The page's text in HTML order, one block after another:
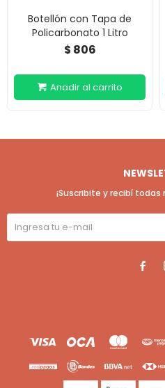
Botellón con Tapa de
Policarbonato 1 Litro
$ 806
¡Suscribite y recibí
